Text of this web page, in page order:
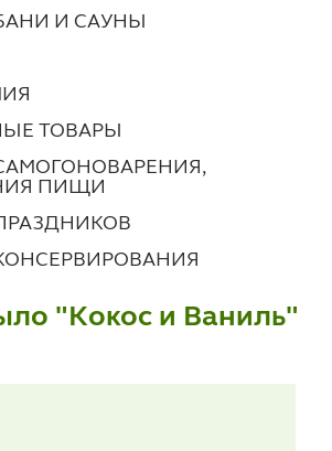
И САУНЫ
ТОВАРЫ
ПИЩИ
"Кокос и Ваниль"